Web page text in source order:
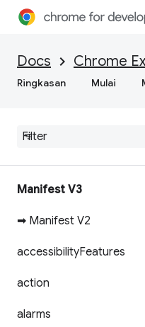
Docs Chrome
Ringkasan Mulai
Manifest V3
➡ Manifest V2
accessibilityFeatures
action
alarms